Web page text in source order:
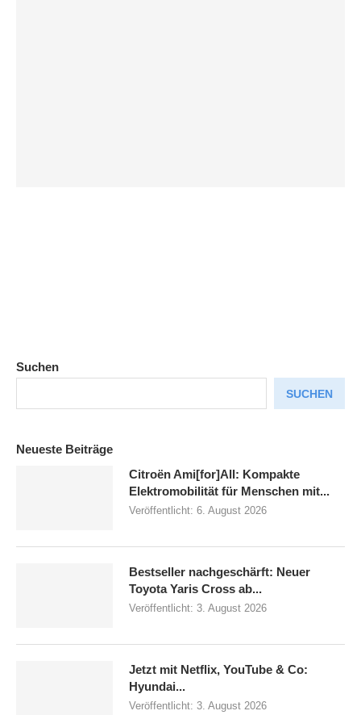
Suchen
SUCHEN
Neueste Beiträge
Citroën Ami[for]All: Kompakte
Elektromobilität für Menschen mit...
Veröffentlicht: 6. August 2026
Bestseller nachgeschärft: Neuer
Toyota Yaris Cross ab...
Veröffentlicht: 3. August 2026
Jetzt mit Netflix, YouTube & Co:
Hyundai...
Veröffentlicht: 3. August 2026